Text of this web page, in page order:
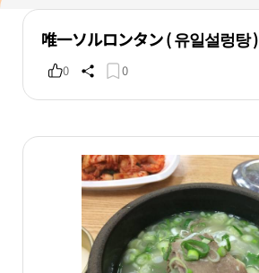
唯一ソルロンタン ( 유일설렁탕 )
0 0